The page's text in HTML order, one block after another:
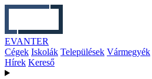
EVANTER
Cégek Iskolák Települések Vármegyék
Hírek Kereső